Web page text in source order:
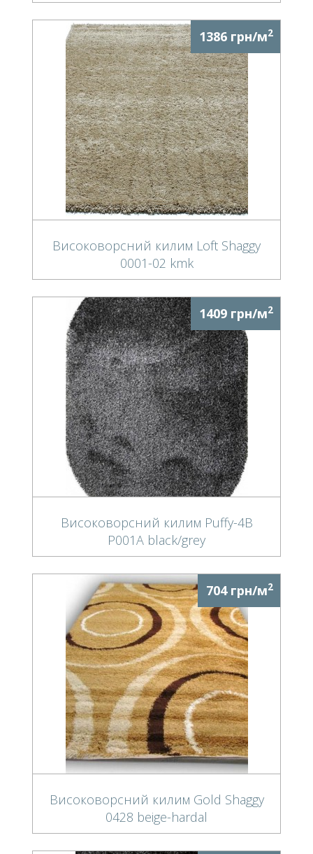
1386 грн/м2
Високоворсний килим Loft Shaggy
0001-02 kmk
1409 грн/м2
Високоворсний килим Puffy-4B
P001A black/grey
704 грн/м2
Високоворсний килим Gold Shaggy
0428 beige-hardal